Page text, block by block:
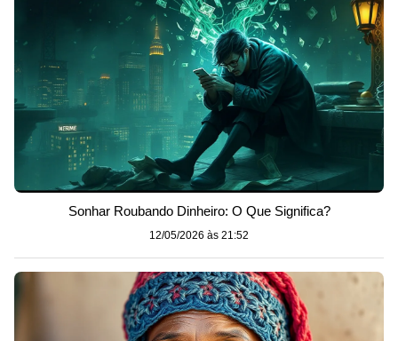
Sonhar Roubando Dinheiro: O Que Significa?
12/05/2026 às 21:52